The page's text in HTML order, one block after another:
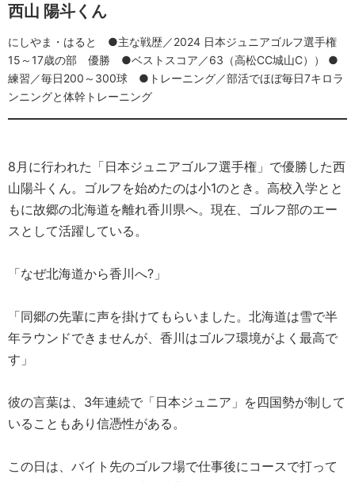
西山 陽斗くん
にしやま・はると ●主な戦歴／2024 日本ジュニアゴルフ選手権
15～17歳の部 優勝 ●ベストスコア／63（高松CC城山C）） ●
練習／毎日200～300球 ●トレーニング／部活でほぼ毎日7キロラ
ンニングと体幹トレーニング
8月に行われた「日本ジュニアゴルフ選手権」で優勝した西
山陽斗くん。ゴルフを始めたのは小1のとき。高校入学とと
もに故郷の北海道を離れ香川県へ。現在、ゴルフ部のエー
スとして活躍している。
「なぜ北海道から香川へ?」
「同郷の先輩に声を掛けてもらいました。北海道は雪で半
年ラウンドできませんが、香川はゴルフ環境がよく最高で
す」
彼の言葉は、3年連続で「日本ジュニア」を四国勢が制して
いることもあり信憑性がある。
この日は、バイト先のゴルフ場で仕事後にコースで打って